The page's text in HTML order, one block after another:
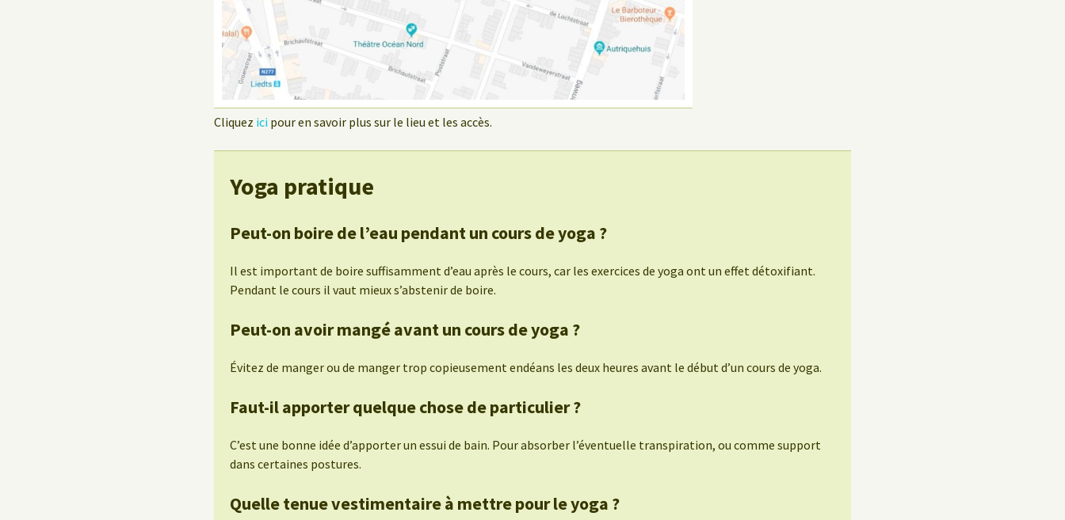
Cliquez ici pour en savoir plus sur le lieu et les accès.
Yoga pratique
Peut-on boire de l’eau pendant un cours de yoga ?
Il est important de boire suffisamment d’eau après le cours, car les exercices de yoga ont un effet détoxifiant.
Pendant le cours il vaut mieux s’abstenir de boire.
Peut-on avoir mangé avant un cours de yoga ?
Évitez de manger ou de manger trop copieusement endéans les deux heures avant le début d’un cours de yoga.
Faut-il apporter quelque chose de particulier ?
C’est une bonne idée d’apporter un essui de bain. Pour absorber l’éventuelle transpiration, ou comme support
dans certaines postures.
Quelle tenue vestimentaire à mettre pour le yoga ?